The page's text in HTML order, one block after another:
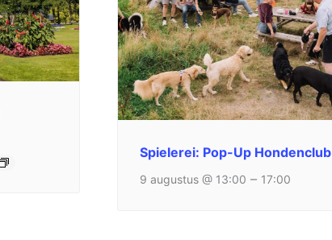
Spielerei: Pop-Up Hondenclub
9 augustus @ 13:00 – 17:00